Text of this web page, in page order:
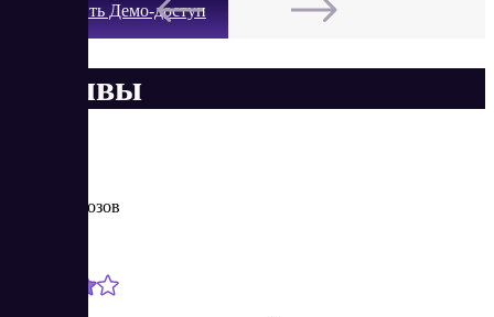
Получить Демо-доступ
Отзывы
Леша Морозов